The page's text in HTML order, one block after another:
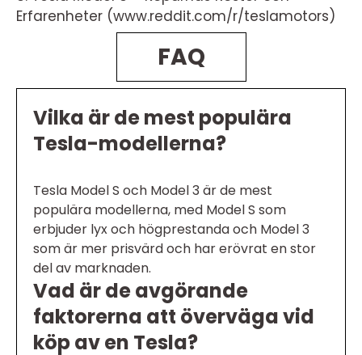
Erfarenheter (www.reddit.com/r/teslamotors)
FAQ
Vilka är de mest populära
Tesla-modellerna?
Tesla Model S och Model 3 är de mest
populära modellerna, med Model S som
erbjuder lyx och högprestanda och Model 3
som är mer prisvärd och har erövrat en stor
del av marknaden.
Vad är de avgörande
faktorerna att överväga vid
köp av en Tesla?